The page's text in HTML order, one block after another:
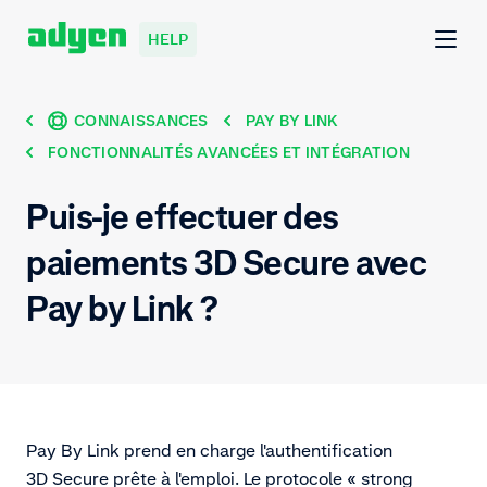
HELP
CONNAISSANCES
PAY BY LINK
FONCTIONNALITÉS AVANCÉES ET INTÉGRATION
Puis-je effectuer des
paiements 3D Secure avec
Pay by Link ?
Pay By Link prend en charge l'authentification
3D Secure prête à l'emploi. Le protocole « strong